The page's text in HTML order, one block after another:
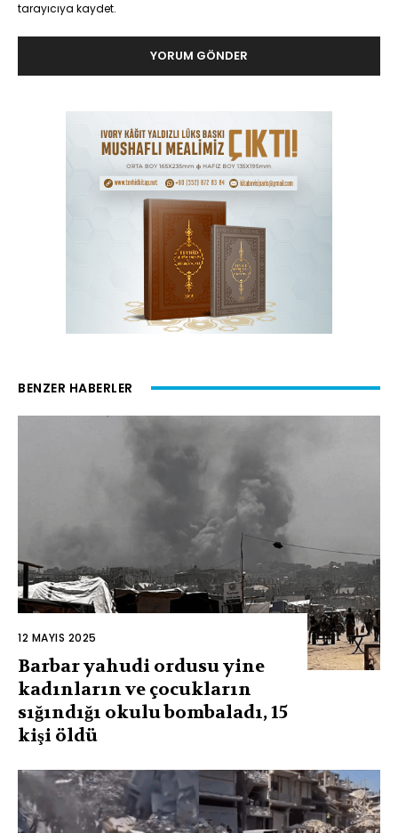
tarayıcıya kaydet.
BENZER HABERLER
12 MAYIS 2025
Barbar yahudi ordusu yine
kadınların ve çocukların
sığındığı okulu bombaladı, 15
kişi öldü